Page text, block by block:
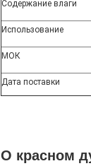
Содержание влаги
Использование
МОК
Дата поставки
О красном